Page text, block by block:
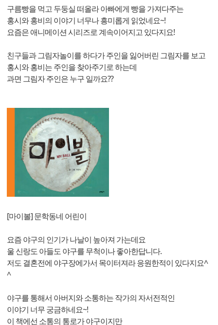
구름빵을 먹고 두둥실 떠올라 아빠에게 빵을 가져다주는
홍시와 홍비의 이야기 너무나 흥미롭게 읽었네요~!
요즘은 애니메이션 시리즈로 계속이어지고 있다지요!
친구들과 그림자놀이를 하다가 주인을 잃어버린 그림자를 보고
홍시와 홍비는 주인을 찾아주기로 하는데
과면 그림자 주인은 누구 일까요??
[마이볼] 문학동네 어린이
요즘 야구의 인기가 나날이 높아져 가는데요
울 신랑도 아들도 야구를 무척이나 좋아한답니다.
저도 결혼전에 야구장에가서 목이터져라 응원한적이 있다지요^
^
야구를 통해서 아버지와 소통하는 작가의 자서전적인
이야기 너무 궁금하네요~!
이 책에선 소통의 통로가 야구이지만